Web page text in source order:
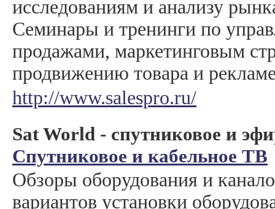
исследованиям и анализу
Семинары и тренинги по
продажами, маркетинговым
продвижению товара и
http://www.salespro.ru/
Sat World - спутниковое и
Спутниковое и кабельное ТВ
Обзоры оборудования и
вариантов установки